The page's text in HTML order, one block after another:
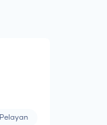
Pelayan